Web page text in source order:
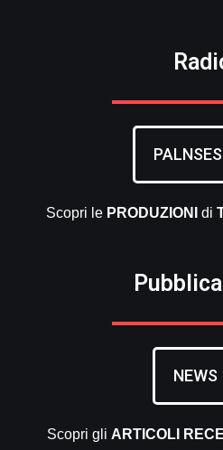
Scopri le PRODUZIONI di
NEWS
Scopri gli ARTICOLI